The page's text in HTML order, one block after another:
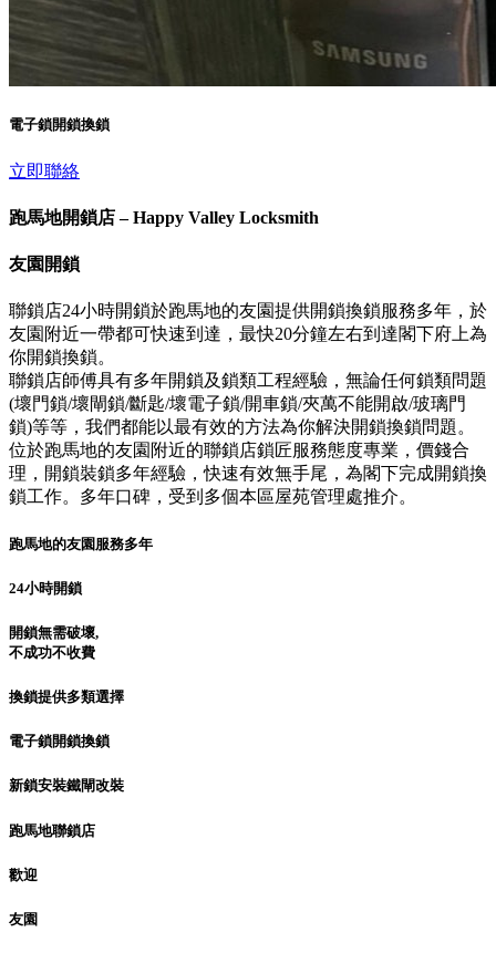
電子鎖開鎖換鎖
立即聯絡
跑馬地開鎖店 – Happy Valley Locksmith
友園開鎖
聯鎖店24小時開鎖於跑馬地的友園提供開鎖換鎖服務多年，於
友園附近一帶都可快速到達，最快20分鐘左右到達閣下府上為
你開鎖換鎖。
聯鎖店師傅具有多年開鎖及鎖類工程經驗，無論任何鎖類問題
(壞門鎖/壞閘鎖/斷匙/壞電子鎖/開車鎖/夾萬不能開啟/玻璃門
鎖)等等，我們都能以最有效的方法為你解決開鎖換鎖問題。
位於跑馬地的友園附近的聯鎖店鎖匠服務態度專業，價錢合
理，開鎖裝鎖多年經驗，快速有效無手尾，為閣下完成開鎖換
鎖工作。多年口碑，受到多個本區屋苑管理處推介。
跑馬地的友園服務多年
24小時開鎖
開鎖無需破壞,
不成功不收費
換鎖提供多類選擇
電子鎖開鎖換鎖
新鎖安裝鐵閘改裝
跑馬地聯鎖店
歡迎
友園